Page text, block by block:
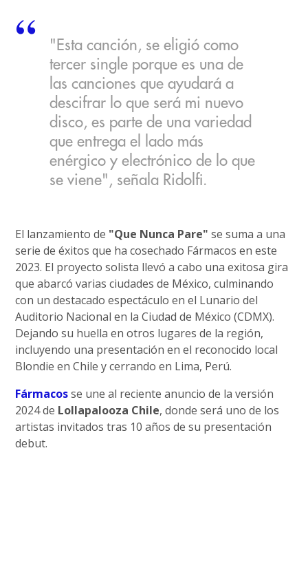
"Esta canción, se eligió como
tercer single porque es una de
las canciones que ayudará a
descifrar lo que será mi nuevo
disco, es parte de una variedad
que entrega el lado más
enérgico y electrónico de lo que
se viene", señala Ridolfi.
El lanzamiento de "Que Nunca Pare" se suma a una
serie de éxitos que ha cosechado Fármacos en este
2023. El proyecto solista llevó a cabo una exitosa gira
que abarcó varias ciudades de México, culminando
con un destacado espectáculo en el Lunario del
Auditorio Nacional en la Ciudad de México (CDMX).
Dejando su huella en otros lugares de la región,
incluyendo una presentación en el reconocido local
Blondie en Chile y cerrando en Lima, Perú.
Fármacosse une al reciente anuncio de la versión
2024 de Lollapalooza Chile, donde será uno de los
artistas invitados tras 10 años de su presentación
debut.